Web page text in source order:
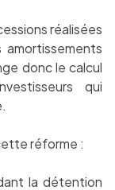
réalisées
donc le calcul
qui
réforme :
la détention